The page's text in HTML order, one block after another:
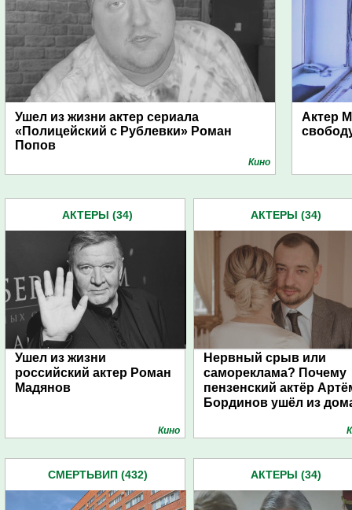
Ушел из жизни актер сериала
«Полицейский с Рублевки» Роман
Попов
Кино
Актер
АКТЕРЫ (34)
Ушел из жизни
российский актер Роман
Мадянов
Кино
АКТЕРЫ (34)
Нервный срыв или
самореклама? Почему
пензенский актёр
Бординов ушёл из
СМЕРТЬВИП (432) АКТЕРЫ (34)